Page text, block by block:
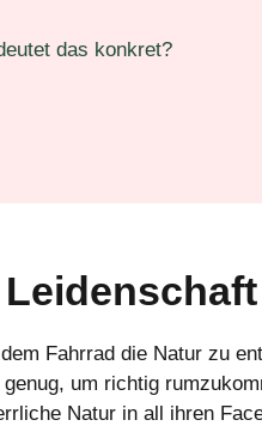
das konkret?
Leidenschaft
Fahrrad die Natur zu
um richtig
Natur in all ihren